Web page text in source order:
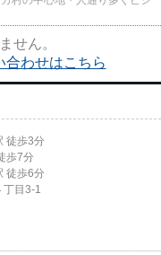
せん。
合わせはこちら
徒歩3分
歩7分
徒歩6分
丁目3-1